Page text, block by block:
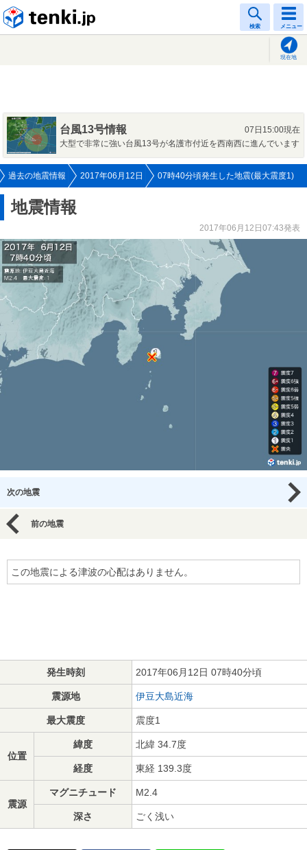
検索 メニュー
現在地
台風13号情報
07日15:00現在
大型で非常に強い台風13号が名護市付近を西南西に進んでいます
過去の地震情報 2017年06月12日 07時40分頃発生した地震(最大震度1)
地震情報
2017年06月12日07:43発表
次の地震
前の地震
この地震による津波の心配はありません。
発生時刻 2017年06月12日 07時40分頃
震源地 伊豆大島近海
最大震度 震度1
位置
緯度 北緯 34.7度
経度 東経 139.3度
震源
マグニチュード M2.4
深さ ごく浅い